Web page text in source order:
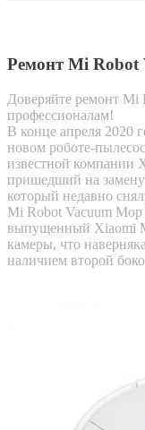
Ремонт Mi Robot
Доверяйте ремонт Mi
профессионалам!
В конце апреля 2020
новом роботе-
известной компании
пришедший на
который недавно
Mi Robot Vacuum Mop
выпущенный Xiaomi
камеры, что
наличием второй